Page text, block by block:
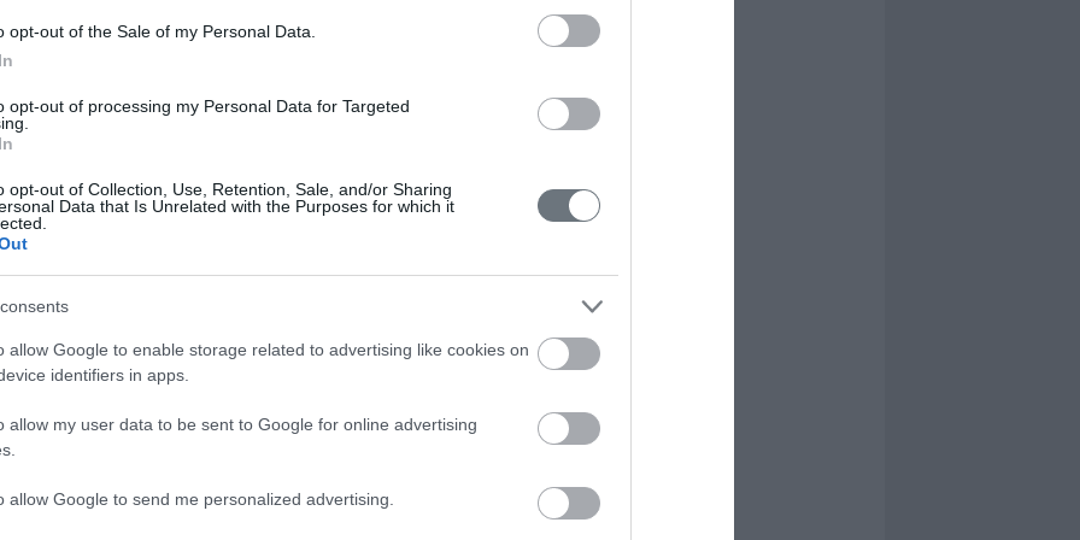
opt-out of the Sale of my Personal Data.
opt-out of processing my Personal Data for Targeted
opt-out of Collection, Use, Retention, Sale, and/or Sharing
Data that Is Unrelated with the Purposes for which it
allow Google to enable storage related to advertising like cookies on
identifiers in apps.
allow my user data to be sent to Google for online advertising
allow Google to send me personalized advertising.
&
σταδιακά από την κερδοφορία στη διαχείριση του
463.200
Πειραιώς: Πού τοποθετούν την τιμή-
αποτελεσμάτων β' τριμήνου από τους ξένους επενδυτικούς
οίκους. Οι συστάσεις, οι αναβαθμισμένες εκτιμήσεις για τα
τις
της
Χρηματιστήριο: Ο... αργός θάνατος της
από την αρχή της χρονιάς λέει τη... μισή αλήθεια καθώς ένα
μεγάλο μέρος ταμπλό παραμένει στο περιθώριο. Πού
των
Μπουζνά: Ψήφος εμπιστοσύνης στην
31-07-2026 15:22
Καλύτερα των εκτιμήσεων εξελίσσεται η εξαγορά του